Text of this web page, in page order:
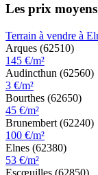
Les prix
Terrain à vendre à
Arques (62510)
145 €/m²
Audincthun (62560)
3 €/m²
Bourthes (62650)
45 €/m²
Brunembert (62240)
100 €/m²
Elnes (62380)
53 €/m²
Escœuilles (62850)